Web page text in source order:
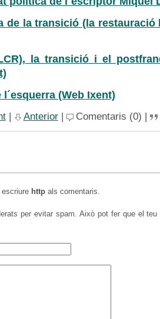
de la transició (la restauració
la transició i el
(Web Ixent)
| Anterior| Comentaris (0) |
httpals comentaris.
per evitar spam. Això pot fer que el